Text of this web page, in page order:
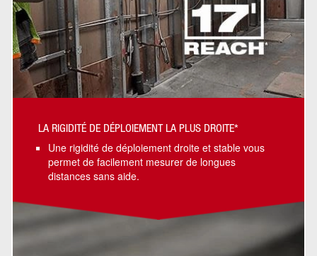
LA RIGIDITÉ DE DÉPLOIEMENT LA PLUS DROITE*
Une rigidité de déploiement droite et stable vous
permet de facilement mesurer de longues
distances sans aide.